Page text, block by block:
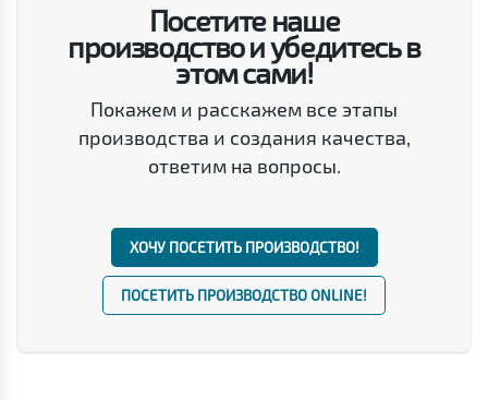
Посетите наше
производство и убедитесь в
этом сами!
Покажем и расскажем все этапы
производства и создания качества,
ответим на вопросы.
ХОЧУ ПОСЕТИТЬ ПРОИЗВОДСТВО!
ПОСЕТИТЬ ПРОИЗВОДСТВО ONLINE!